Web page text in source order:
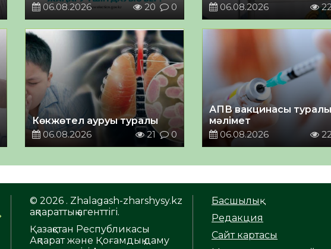
06.08.2026
20 0
06.08.2026
Көкжөтел ауруы туралы
06.08.2026
21 0
АПВ вакцинасы туралы
мәлімет
06.08.2026
© 2026 . Zhalagash-zharshysy.kz
ақпараттық агенттігі.
Қазақстан Республикасы
Ақпарат және Қоғамдық даму
Басшылық
Редакция
Сайт картасы